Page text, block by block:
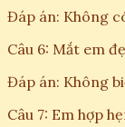
Đáp án: Không
Câu 6: Mắt em
Đáp án: Không
Câu 7: Em hợp